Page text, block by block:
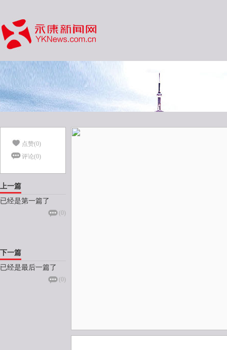
点赞(0)
评论(0)
上一篇
已经是第一篇了
(0)
下一篇
已经是最后一篇了
(0)